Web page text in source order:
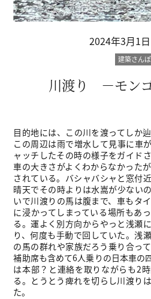
2024年3月1日
建築さんぽ
川渡り －モン
目的地には、この川を渡ってしか
この周辺は雨で増水して見事に車
ャッチしたその時の様子をガイド
車の大きさがよくわからなかった
されている。バシャバシャと窓付
晴天でその時よりは水嵩が少ない
いで川渡りの馬は腹まで、車もタ
に浸かってしまっている場所もあ
る。運よく別方向からやっと浅瀬
り、何度も手動で回していた。浅
の馬の群れや家族だろう乗り合っ
補助席も含めて6人乗りの日本車の
は本部？と連絡を取りながらも2
る。とうとう痺れを切らし川渡り
た。